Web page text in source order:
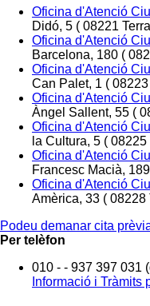
Oficina d'Atenció
Didó, 5 ( 08221
Oficina d'Atenció
Barcelona, 180 (
Oficina d'Atenció
Can Palet, 1 (
Oficina d'Atenció
Àngel Sallent, 55 (
Oficina d'Atenció
la Cultura, 5 ( 08225
Oficina d'Atenció
Francesc Macià,
Oficina d'Atenció
Amèrica, 33 ( 08228
Podeu demanar cita
Per telèfon
010 - - 937 397 031
Informació i Tràmits